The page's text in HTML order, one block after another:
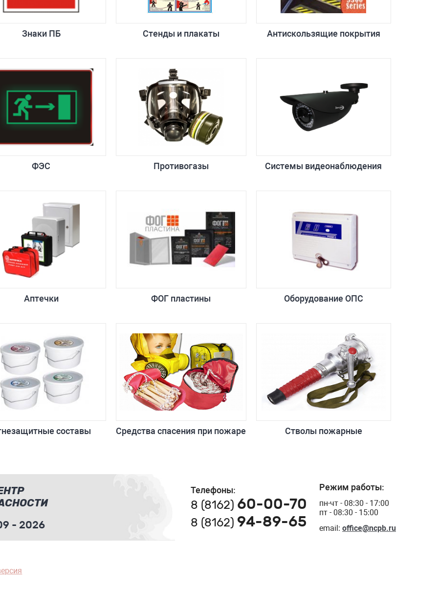
Знаки ПБ Стенды и плакаты Антискользящие покрытия
ФЭС Противогазы Системы видеонаблюдения
Аптечки ФОГ пластины Оборудование ОПС
составы Средства спасения при пожаре Стволы пожарные
- 2026
Телефоны:
8 (8162) 60-00-70
8 (8162) 94-89-65
Режим работы:
пн-чт - 08:30 - 17:00
пт - 08:30 - 15:00
email: office@ncpb.ru